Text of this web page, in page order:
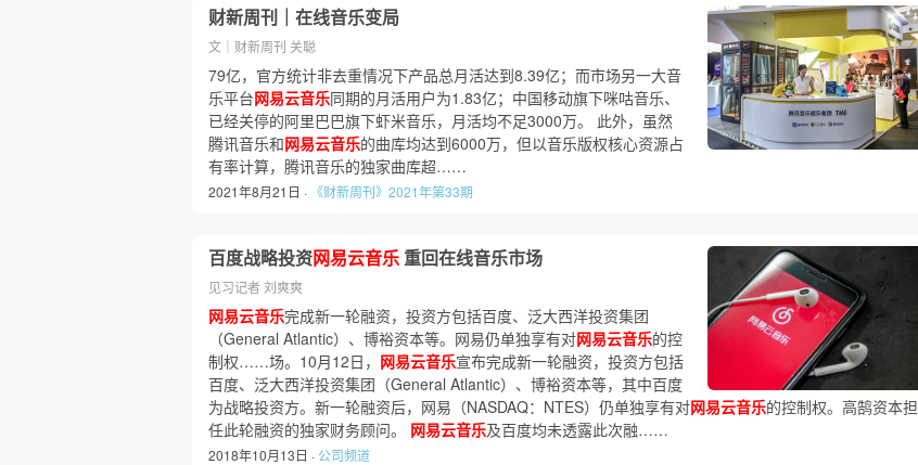
财新周刊｜在线音乐变局
文｜财新周刊 关聪
79亿，官方统计非去重情况下产品总月活达到8.39亿；而市场另一大音
乐平台网易云音乐同期的月活用户为1.83亿；中国移动旗下咪咕音乐、
已经关停的阿里巴巴旗下虾米音乐，月活均不足3000万。 此外，虽然
腾讯音乐和网易云音乐的曲库均达到6000万，但以音乐版权核心资源占
有率计算，腾讯音乐的独家曲库超……
2021年8月21日 · 《财新周刊》2021年第33期
百度战略投资网易云音乐 重回在线音乐市场
见习记者 刘爽爽
网易云音乐完成新一轮融资，投资方包括百度、泛大西洋投资集团
（General Atlantic）、博裕资本等。网易仍单独享有对网易云音乐的控
制权……场。10月12日， 网易云音乐宣布完成新一轮融资，投资方包括
百度、泛大西洋投资集团（General Atlantic）、博裕资本等，其中百度
为战略投资方。新一轮融资后，网易（NASDAQ：NTES）仍单独享有对网易云音乐的控制权。高鹄资本担
任此轮融资的独家财务顾问。 网易云音乐及百度均未透露此次融……
2018年10月13日 · 公司频道